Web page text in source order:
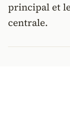
principal et
centrale.